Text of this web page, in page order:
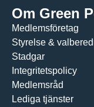
Om Green
Medlemsföretag
Styrelse &
Stadgar
Integritetspolicy
Medlemsråd
Lediga tjänster